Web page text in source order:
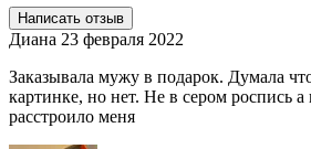
Написать отзыв
Диана 23 февраля 2022
Заказывала мужу в подарок. Думала
картинке, но нет. Не в сером роспись
расстроило меня